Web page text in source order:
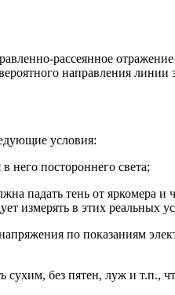
рассеянное
направления линии
условия:
него постороннего света;
падать тень от яркомера
измерять в этих реальных
по показаниям
без пятен, луж и т.п.,